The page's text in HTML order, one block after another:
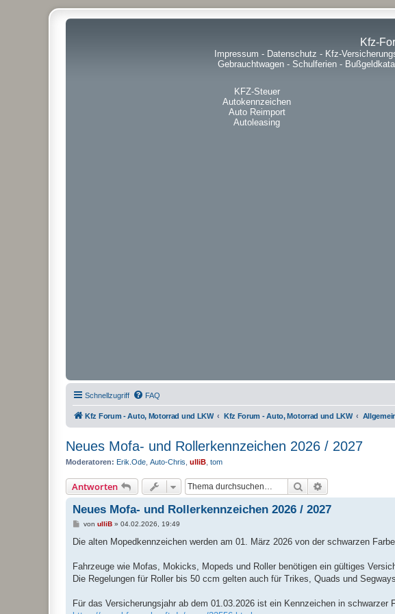
Kfz-
Impressum - Datenschutz - Kfz-
Gebrauchtwagen - Schulferien -
KFZ-Steuer
Autokennzeichen
Auto Reimport
Autoleasing
Schnellzugriff FAQ
Kfz Forum - Auto, Motorrad und LKW Kfz Forum - Auto, Motorrad und LKW
Neues Mofa- und Rollerkennzeichen 2026 / 2027
Moderatoren: Erik.Ode Auto-Chris ulliB tom
Antworten Suche
Neues Mofa- und Rollerkennzeichen 2026 / 2027
B
i
a
von ulliB» 04.02.2026, 19:49
Die alten Mopedkennzeichen werden am 01. März 2026 von der schwarzen
Fahrzeuge wie Mofas, Mokicks, Mopeds und Roller benötigen ein gültiges
Die Regelungen für Roller bis 50 ccm gelten auch für Trikes, Quads und
Für das Versicherungsjahr ab dem 01.03.2026 ist ein Kennzeichen in schwarzer